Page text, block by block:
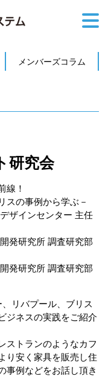
メンバーズコラム
研究会
線！
事例から学ぶ－
ザインセンター 主任
究所 調査研究部
究所 調査研究部
リバプール、ブリス
ジネスの実践をご紹介
ストランのようなカフ
り安く家具を販売し住
事例などをお話し頂き